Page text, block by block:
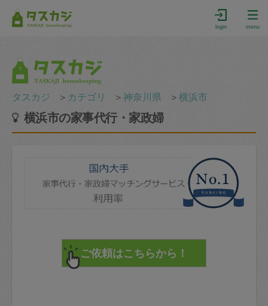
login menu
タスカジ ＞ カテゴリ ＞神奈川県 ＞横浜市
横浜市の家事代行・家政婦